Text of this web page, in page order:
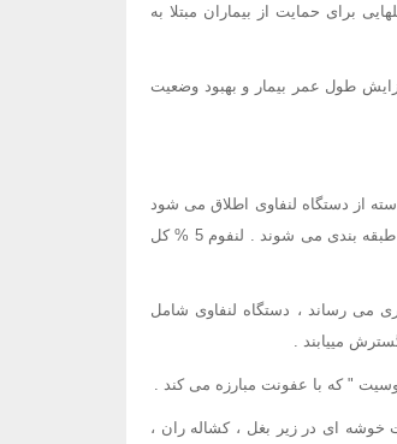
برای حمایت از بیماران مبتلا به
طول عمر بیمار و بهبود وضعیت
از دستگاه لنفاوی اطلاق می شود
. بیماری هوچکین نوعی لنفوم می باشد . سایر انواع لنفوم همراه با هم و در گروهی جداگانه طبقه بندی می شوند . لنفوم 5 % کل
می رساند ، دستگاه لنفاوی شامل
مییابند .
" که با عفونت مبارزه می کند .
خوشه ای در زیر بغل ، کشاله ران ،